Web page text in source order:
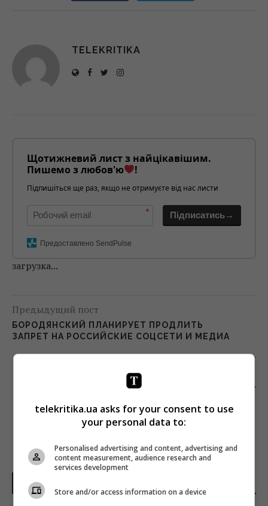
TELEKRITIKA
Щотижневий лист з найцікавішим.
Пишемо з любов'ю
!
Підпишіться ще раз, якщо не отримуєте від нас листи
* Підписатись→
Предоставлено SendPulse
загрузка...
Предыдущий пост
БОРОДЯНСКИЙ ПЛАНИРУЕТ ПРОДЛИТЬ
ЗАПРЕТ НА РОССИЙСКИЕ СОЦСЕТИ И МЕДИА
Следующий пост
В ПРОГРАММЕ «ЗІРКОВИЙ ШЛЯХ» ПОЯВИЛАСЬ
НОВАЯ РУБРИКА
НОВОСТИ ДНЯ
telekritika.ua asks for your consent to use
your personal data to:
Personalised advertising and content, advertising and
content measurement, audience research and
services development
Store and/or access information on a device